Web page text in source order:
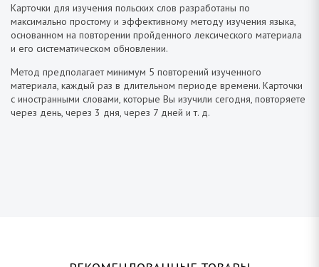
Карточки для изучения польских слов разработаны по
максимально простому и эффективному методу изучения языка,
основанном на повторении пройденного лексического материала
и его систематическом обновлении.
Метод предполагает минимум 5 повторений изученного
материала, каждый раз в длительном периоде времени. Карточки
с иностранными словами, которые Вы изучили сегодня, повторяете
через день, через 3 дня, через 7 дней и т. д.